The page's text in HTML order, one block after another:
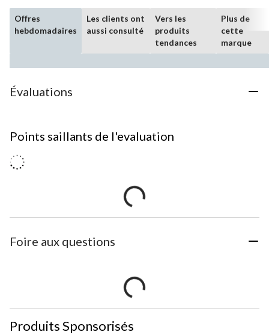
Offres
hebdomadaires
Les clients ont
aussi consulté
Vers les
produits
tendances
Plus de
cette
marque
Évaluations
Points saillants de l'evaluation
Foire aux questions
Produits Sponsorisés